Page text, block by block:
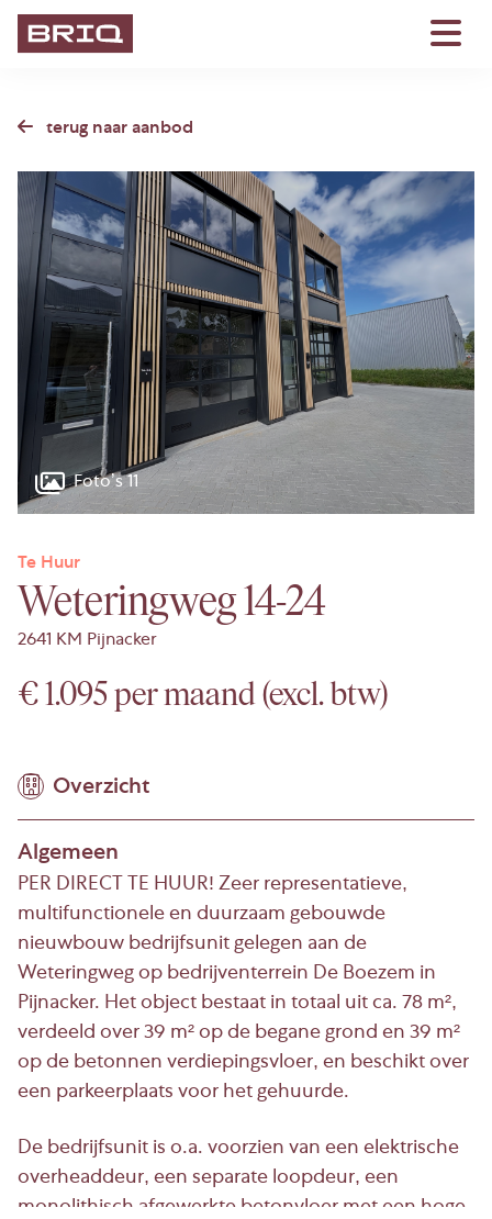
terug naar aanbod
Foto’s 11
Te Huur
Weteringweg 14-24
2641 KM Pijnacker
€ 1.095 per maand (excl. btw)
Overzicht
Algemeen
PER DIRECT TE HUUR! Zeer representatieve,
multifunctionele en duurzaam gebouwde
nieuwbouw bedrijfsunit gelegen aan de
Weteringweg op bedrijventerrein De Boezem in
Pijnacker. Het object bestaat in totaal uit ca. 78 m²,
verdeeld over 39 m² op de begane grond en 39 m²
op de betonnen verdiepingsvloer, en beschikt over
een parkeerplaats voor het gehuurde.
De bedrijfsunit is o.a. voorzien van een elektrische
overheaddeur, een separate loopdeur, een
monolithisch afgewerkte betonvloer met een hoge